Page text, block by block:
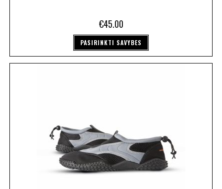
€45.00
PASIRINKTI SAVYBES